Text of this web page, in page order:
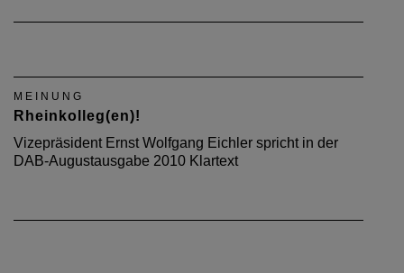
MEINUNG
Rheinkolleg(en)!
Vizepräsident Ernst Wolfgang Eichler spricht in der
DAB-Augustausgabe 2010 Klartext